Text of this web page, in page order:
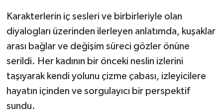
Karakterlerin iç sesleri ve birbirleriyle olan
diyalogları üzerinden ilerleyen anlatımda, kuşaklar
arası bağlar ve değişim süreci gözler önüne
serildi. Her kadının bir önceki neslin izlerini
taşıyarak kendi yolunu çizme çabası, izleyicilere
hayatın içinden ve sorgulayıcı bir perspektif
sundu.